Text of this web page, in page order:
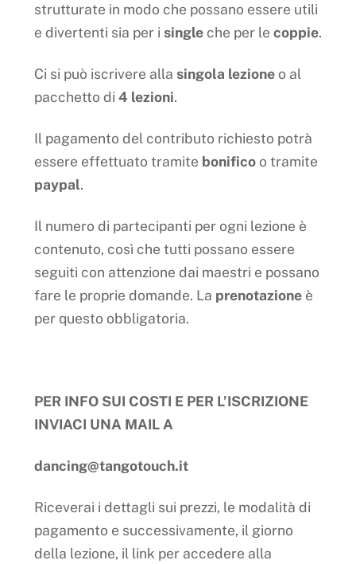
strutturate in modo che possano essere utili
e divertenti sia per i singleche per le coppie.
Ci si può iscrivere alla singola lezioneo al
pacchetto di 4 lezioni.
Il pagamento del contributo richiesto potrà
essere effettuato tramite bonificoo tramite
paypal.
Il numero di partecipanti per ogni lezione è
contenuto, così che tutti possano essere
seguiti con attenzione dai maestri e possano
fare le proprie domande. La prenotazioneè
per questo obbligatoria.
PER INFO SUI COSTI E PER L’ISCRIZIONE
INVIACI UNA MAIL A
dancing@tangotouch.it
Riceverai i dettagli sui prezzi, le modalità di
pagamento e successivamente, il giorno
della lezione, il link per accedere alla